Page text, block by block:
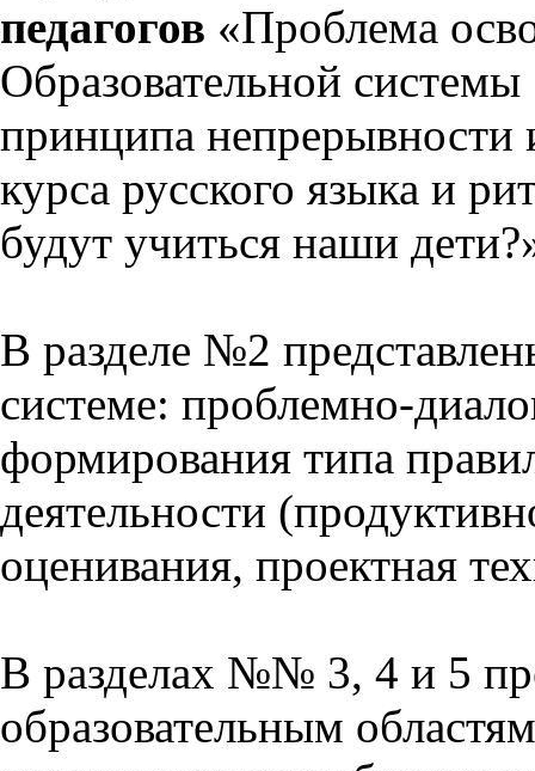
педагогов «Проблема
Образовательной
принципа непрерывности
курса русского языка и
будут учиться наши
В разделе №2
системе: проблемно-
формирования типа
деятельности
оценивания, проектная
В разделах №№ 3, 4 и 5
образовательным